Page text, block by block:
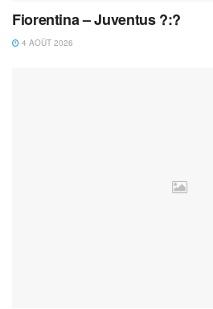
Fiorentina – Juventus ?:?
4 AOÛT 2026